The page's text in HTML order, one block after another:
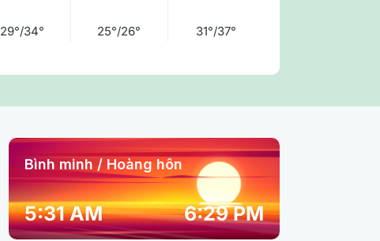
29°/34° 25°/26° 31°/37°
01:00 am
28° / 28°
02:00 am
28° / 28°
Bình minh / Hoàng hôn
5:31 AM 6:29 PM